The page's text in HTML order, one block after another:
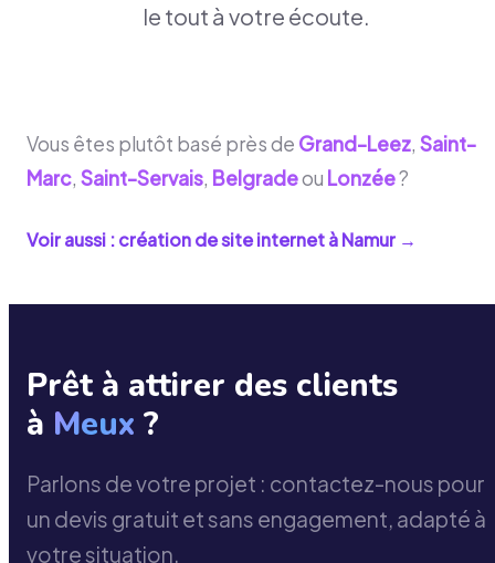
le tout à votre écoute.
Vous êtes plutôt basé près de Grand-Leez, Saint-
Marc, Saint-Servais, Belgradeou Lonzée?
Voir aussi : création de site internet àNamur →
Prêt à attirer des clients
à Meux ?
Parlons de votre projet : contactez-nous pour
un devis gratuit et sans engagement, adapté à
votre situation.